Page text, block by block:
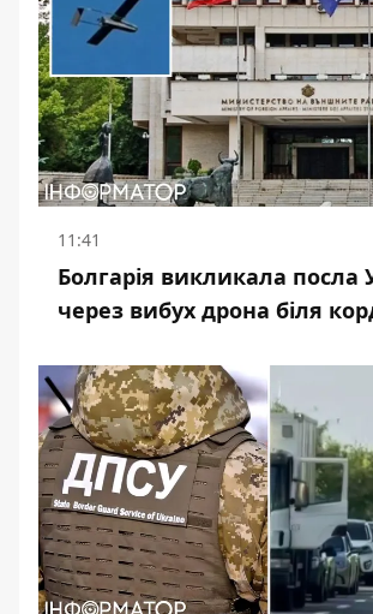
11:41
Болгарія викликала посла
через вибух дрона біля